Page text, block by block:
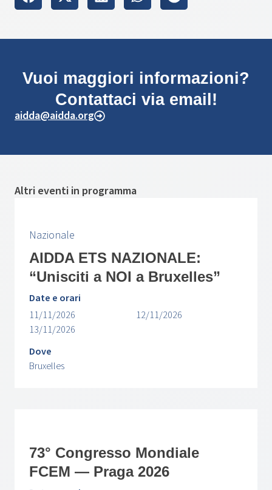
Vuoi maggiori informazioni?
Contattaci via email!
aidda@aidda.org
Altri eventi in programma
Nazionale
AIDDA ETS NAZIONALE:
“Unisciti a NOI a Bruxelles”
Date e orari
11/11/2026
12/11/2026
13/11/2026
Dove
Bruxelles
73° Congresso Mondiale
FCEM — Praga 2026